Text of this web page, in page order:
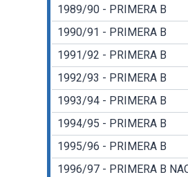
1989/90 - PRIMERA B
1990/91 - PRIMERA B
1991/92 - PRIMERA B
1992/93 - PRIMERA B
1993/94 - PRIMERA B
1994/95 - PRIMERA B
1995/96 - PRIMERA B
1996/97 - PRIMERA B